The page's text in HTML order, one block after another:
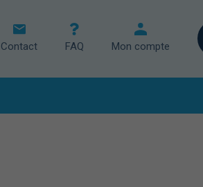
Contact FAQ Mon compte